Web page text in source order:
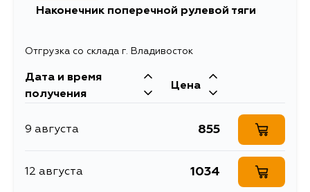
15 августа 1541
30 августа 1541
31 августа 1472
Наконечник поперечной рулевой тяги
Отгрузка со склада г. Владивосток
Дата и время
получения
Цена
9 августа 855
12 августа 1034